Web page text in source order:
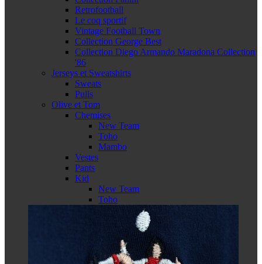
Retrofootball
Le coq sportif
Vintage Football Town
Collection George Best
Collection Diego Armando Maradona Collection
'86
Jerseys et Sweatshirts
Sweats
Pulls
Olive et Tom
Chemises
New Team
Toho
Mambo
Vestes
Pants
Kid
New Team
Toho